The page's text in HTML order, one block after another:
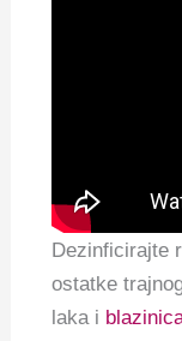
Dezinficirajte
ostatke
laka i